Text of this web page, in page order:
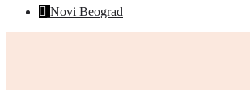
Novi Beograd